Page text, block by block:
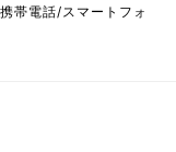
帯電話/スマートフォ